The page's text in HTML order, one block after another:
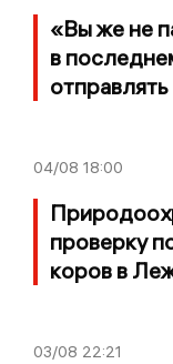
«Вы же не
в
04/08 18:00
проверку
коров в
03/08 22:21